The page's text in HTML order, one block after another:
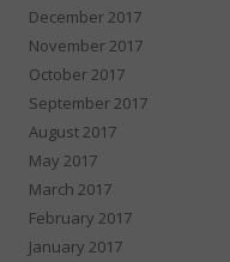
December 2017
November 2017
October 2017
September 2017
August 2017
May 2017
March 2017
February 2017
January 2017